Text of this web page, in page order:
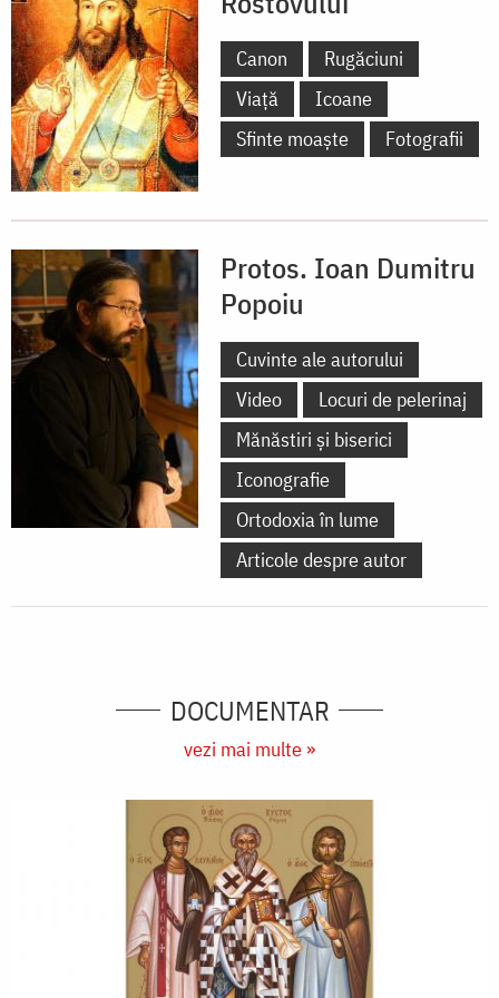
Canon
Rugăciuni
Viață
Icoane
Sfinte moaște
Fotografii
Protos. Ioan Dumitru
Popoiu
Cuvinte ale autorului
Video
Locuri de pelerinaj
Mănăstiri și biserici
Iconografie
Ortodoxia în lume
Articole despre autor
DOCUMENTAR
vezi mai multe »